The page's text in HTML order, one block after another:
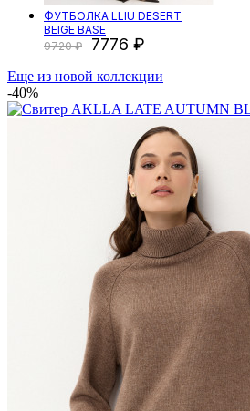
ФУТБОЛКА LLIU DESERT
BEIGE BASE
9720
7776
Еще из новой коллекции
-40%